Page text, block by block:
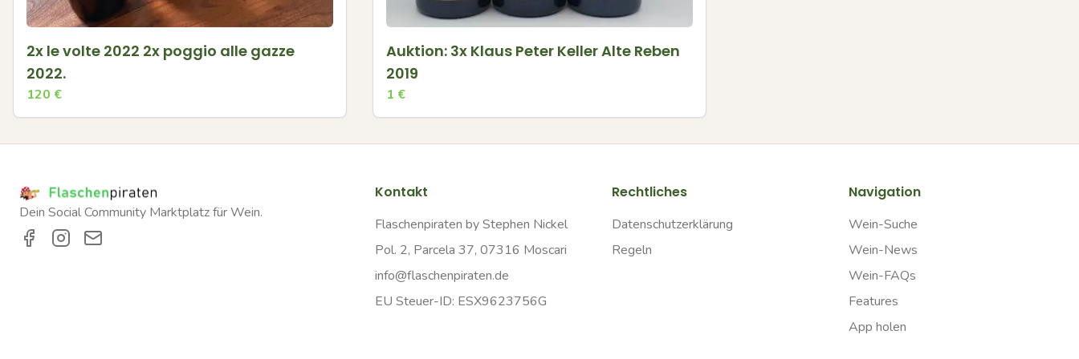
2x le volte 2022 2x poggio alle gazze
2022.
120 €
Auktion: 3x Klaus Peter Keller Alte Reben
2019
1 €
Dein Social Community Marktplatz für Wein.
Kontakt
Flaschenpiraten by Stephen Nickel
Pol. 2, Parcela 37, 07316 Moscari
info@flaschenpiraten.de
EU Steuer-ID: ESX9623756G
Rechtliches
Datenschutzerklärung
Regeln
Navigation
Wein-Suche
Wein-News
Wein-FAQs
Features
App holen